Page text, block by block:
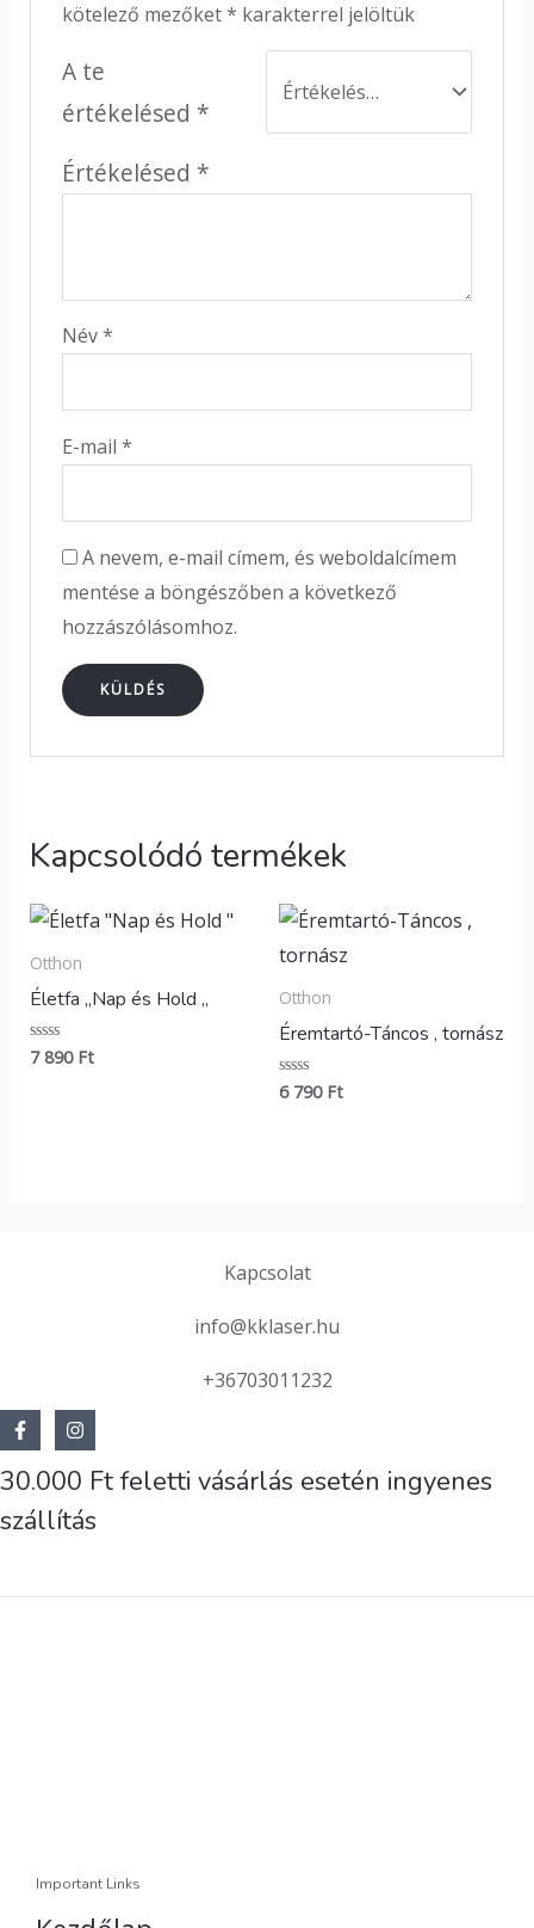
kötelező mezőket* karakterrel jelöltük
A te
értékelésed *
Értékelésed *
Név*
E-mail*
A nevem, e-mail címem, és weboldalcímem
mentése a böngészőben a következő
hozzászólásomhoz.
Kapcsolódó termékek
Otthon
Életfa „Nap és Hold „
Értékelés:
7 890 Ft
Otthon
Éremtartó-Táncos , tornász
Értékelés:
6 790 Ft
Kapcsolat
info@kklaser.hu
+36703011232
30.000 Ft feletti vásárlás esetén ingyenes
szállítás
Important Links